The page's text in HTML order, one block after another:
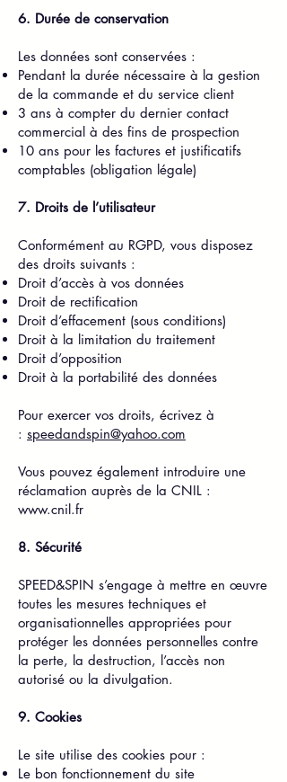
6. Durée de conservation
Les données sont conservées :
Pendant la durée nécessaire à la gestion
de la commande et du service client
3 ans à compter du dernier contact
commercial à des fins de prospection
10 ans pour les factures et justificatifs
comptables (obligation légale)
7. Droits de l’utilisateur
Conformément au RGPD, vous disposez
des droits suivants :
Droit d’accès à vos données
Droit de rectification
Droit d’effacement (sous conditions)
Droit à la limitation du traitement
Droit d’opposition
Droit à la portabilité des données
Pour exercer vos droits, écrivez à
: speedandspin@yahoo.com
Vous pouvez également introduire une
réclamation auprès de la CNIL :
www.cnil.fr
8. Sécurité
SPEED&SPIN s’engage à mettre en œuvre
toutes les mesures techniques et
organisationnelles appropriées pour
protéger les données personnelles contre
la perte, la destruction, l’accès non
autorisé ou la divulgation.
9. Cookies
Le site utilise des cookies pour :
Le bon fonctionnement du site